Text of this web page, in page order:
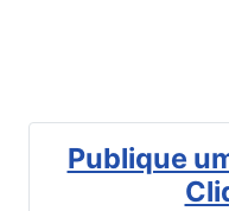
Publique